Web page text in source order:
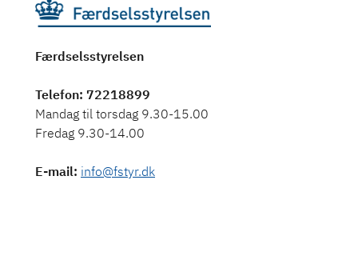
Færdselsstyrelsen
Telefon: 72218899
Mandag til torsdag 9.30-15.00
Fredag 9.30-14.00
E-mail: info@fstyr.dk